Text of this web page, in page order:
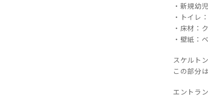
・新規幼
・トイレ
・床材：
・壁紙：
スケルト
この部分
エントラ